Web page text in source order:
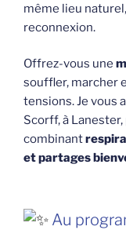
même lieu
reconnexion.
Offrez-vous une
souffler, marcher
tensions. Je vous
Scorff, à
combinant
et partages
Au